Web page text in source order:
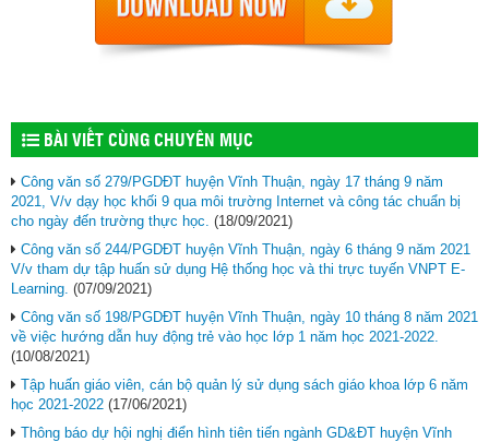
BÀI VIẾT CÙNG CHUYÊN MỤC
Công văn số 279/PGDĐT huyện Vĩnh Thuận, ngày 17 tháng 9 năm
2021, V/v dạy học khối 9 qua môi trường Internet và công tác chuẩn bị
cho ngày đến trường thực học. (18/09/2021)
Công văn số 244/PGDĐT huyện Vĩnh Thuận, ngày 6 tháng 9 năm 2021
V/v tham dự tập huấn sử dụng Hệ thống học và thi trực tuyến VNPT E-
Learning. (07/09/2021)
Công văn số 198/PGDĐT huyện Vĩnh Thuận, ngày 10 tháng 8 năm 2021
về việc hướng dẫn huy động trẻ vào học lớp 1 năm học 2021-2022.
(10/08/2021)
Tập huấn giáo viên, cán bộ quản lý sử dụng sách giáo khoa lớp 6 năm
học 2021-2022 (17/06/2021)
Thông báo dự hội nghị điển hình tiên tiến ngành GD&ĐT huyện Vĩnh